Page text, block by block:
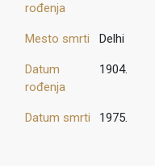
rođenja
Mesto smrti Delhi
Datum
rođenja
1904.
Datum smrti 1975.